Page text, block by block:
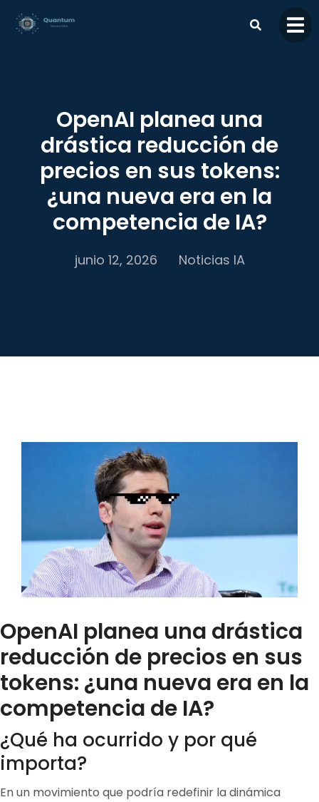
contenido
OpenAI planea una
drástica reducción de
precios en sus tokens:
¿una nueva era en la
competencia de IA?
junio 12, 2026 Noticias IA
OpenAI planea una drástica
reducción de precios en sus
tokens: ¿una nueva era en la
competencia de IA?
¿Qué ha ocurrido y por qué
importa?
En un movimiento que podría redefinir la dinámica